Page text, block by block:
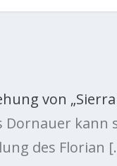
von
kann
des Florian